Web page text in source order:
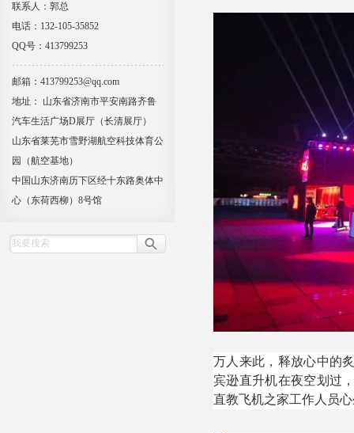
联系人：郭总
电话：132-105-35852
QQ号：413799253
邮箱：413799253@qq.com
地址： 山东省济南市平安南路齐鲁
汽车生活广场D展厅（长清展厅）
山东省莱芜市雪野湖航空科技体育公
园（航空基地）
中国山东济南历下区经十东路奥体中
心（东荷西柳）8号馆
万人来此，释放心中的
宾逊直升机在夜空划过
直教飞机之家工作人员